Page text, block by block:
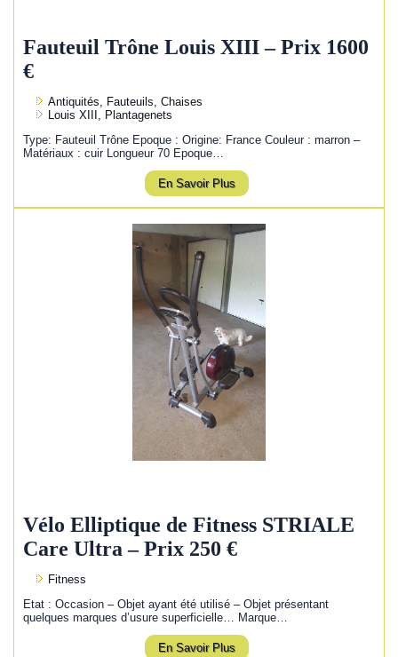
Fauteuil Trône Louis XIII – Prix 1600
€
Antiquités, Fauteuils, Chaises
Louis XIII, Plantagenets
Type: Fauteuil Trône Epoque : Origine: France Couleur : marron –
Matériaux : cuir Longueur 70 Epoque…
En Savoir Plus
Vélo Elliptique de Fitness STRIALE
Care Ultra – Prix 250 €
Fitness
Etat : Occasion – Objet ayant été utilisé – Objet présentant
quelques marques d’usure superficielle… Marque…
En Savoir Plus